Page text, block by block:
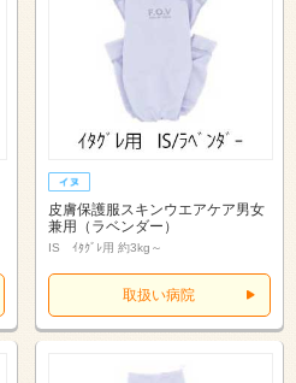
皮膚保護服スキンウエアケア男女
兼用（ラベンダー）
IS ｲﾀｸﾞﾚ用 約3kg～
取扱い病院